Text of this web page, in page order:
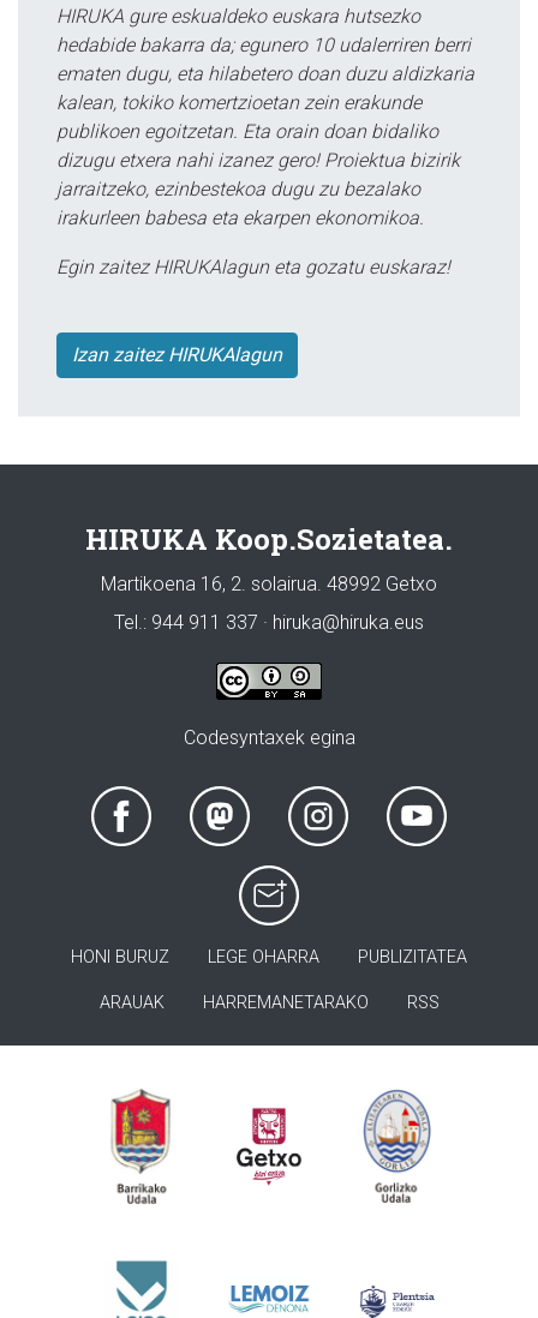
HIRUKA gure eskualdeko euskara hutsezko
hedabide bakarra da; egunero 10 udalerriren berri
ematen dugu, eta hilabetero doan duzu aldizkaria
kalean, tokiko komertzioetan zein erakunde
publikoen egoitzetan. Eta orain doan bidaliko
dizugu etxera nahi izanez gero! Proiektua bizirik
jarraitzeko, ezinbestekoa dugu zu bezalako
irakurleen babesa eta ekarpen ekonomikoa.
Egin zaitez HIRUKAlagun eta gozatu euskaraz!
Izan zaitez HIRUKAlagun
HIRUKA Koop.Sozietatea.
Martikoena 16, 2. solairua. 48992 Getxo
Tel.: 944 911 337 · hiruka@hiruka.eus
Codesyntaxek egina
HONI BURUZ LEGE OHARRA PUBLIZITATEA
ARAUAK HARREMANETARAKO RSS